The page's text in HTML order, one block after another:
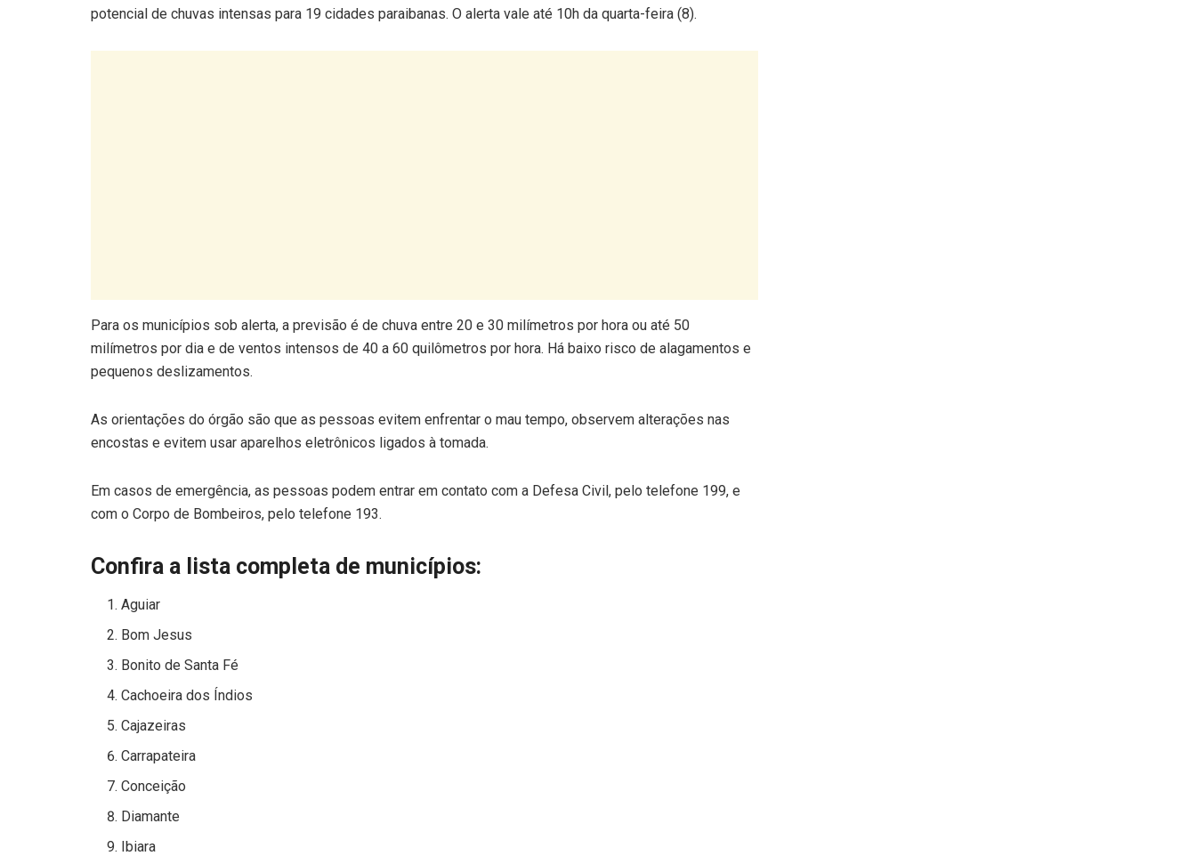
potencial de chuvas intensas para 19 cidades paraibanas. O alerta vale até 10h da quarta-feira (8).
Para os municípios sob alerta, a previsão é de chuva entre 20 e 30 milímetros por hora ou até 50
milímetros por dia e de ventos intensos de 40 a 60 quilômetros por hora. Há baixo risco de alagamentos e
pequenos deslizamentos.
As orientações do órgão são que as pessoas evitem enfrentar o mau tempo, observem alterações nas
encostas e evitem usar aparelhos eletrônicos ligados à tomada.
Em casos de emergência, as pessoas podem entrar em contato com a Defesa Civil, pelo telefone 199, e
com o Corpo de Bombeiros, pelo telefone 193.
Confira a lista completa de municípios:
Aguiar
Bom Jesus
Bonito de Santa Fé
Cachoeira dos Índios
Cajazeiras
Carrapateira
Conceição
Diamante
Ibiara